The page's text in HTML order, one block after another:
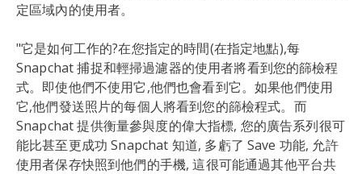
定區域內的使用者。
"它是如何工作的?在您指定的時間(在指定地點),每
Snapchat 捕捉和輕掃過濾器的使用者將看到您的篩檢程
式。即使他們不使用它,他們也會看到它。如果他們使用
它,他們發送照片的每個人將看到您的篩檢程式。而
Snapchat 提供衡量參與度的偉大指標, 您的廣告系列很可
能比甚至更成功 Snapchat 知道, 多虧了 Save 功能, 允許
使用者保存快照到他們的手機, 這很可能通過其他平台共